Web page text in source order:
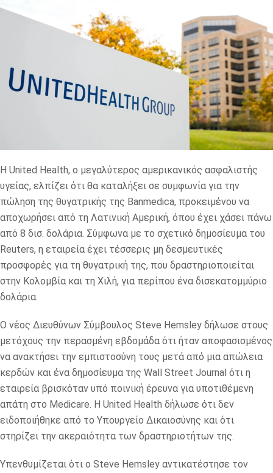
Η United Health, ο μεγαλύτερος αμερικανικός ασφαλιστής
υγείας, ελπίζει ότι θα καταλήξει σε συμφωνία για την
πώληση της θυγατρικής της Banmedica, προκειμένου να
αποχωρήσει από τη Λατινική Αμερική, όπου έχει χάσει πάνω
από 8 δισ. δολάρια. Σύμφωνα με το σχετικό δημοσίευμα του
Reuters, η εταιρεία έχει τέσσερις μη δεσμευτικές
προσφορές για τη θυγατρική της, που δραστηριοποιείται
στην Κολομβία και τη Χιλή, για περίπου ένα δισεκατομμύριο
δολάρια.
Ο νέος Διευθύνων Σύμβουλος Steve Hemsley δήλωσε στους
μετόχους την περασμένη εβδομάδα ότι ήταν αποφασισμένος
να ανακτήσει την εμπιστοσύνη τους μετά από μια απώλεια
κερδών και ένα δημοσίευμα της Wall Street Journal ότι η
εταιρεία βρισκόταν υπό ποινική έρευνα για υποτιθέμενη
απάτη στο Medicare. Η United Health δήλωσε ότι δεν
ειδοποιήθηκε από το Υπουργείο Δικαιοσύνης και ότι
στηρίζει την ακεραιότητα των δραστηριοτήτων της.
Υπενθυμίζεται ότι ο Steve Hemsley αντικατέστησε τον